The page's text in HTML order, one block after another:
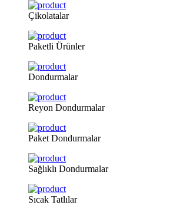
Çikolatalar
Paketli Ürünler
Dondurmalar
Reyon Dondurmalar
Paket Dondurmalar
Sağlıklı Dondurmalar
Sıcak Tatlılar